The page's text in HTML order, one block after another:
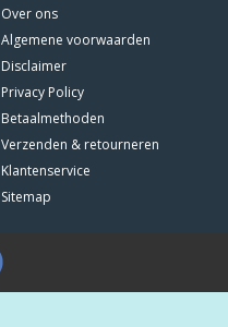
Over ons
Algemene voorwaarden
Disclaimer
Privacy Policy
Betaalmethoden
Verzenden & retourneren
Klantenservice
Sitemap